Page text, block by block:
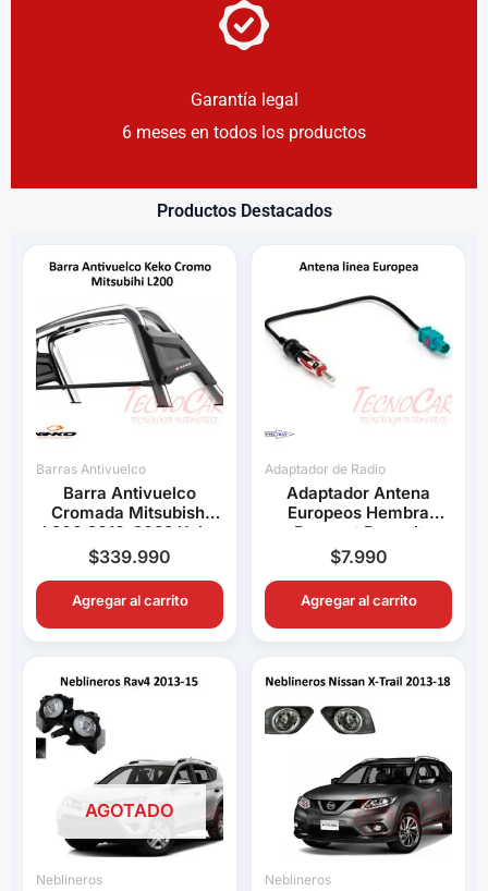
Garantía legal
6 meses en todos los productos
Productos Destacados
Barras Antivuelco
Barra Antivuelco
Cromada Mitsubishi
L200 2016-2022 Keko
K1 Decorativa Pick Up
$339.990
Agregar al carrito
Adaptador de Radio
Adaptador Antena
Europeos Hembra
Peugeot Renault
Volkswagen BMW Audi
Connection
$7.990
Agregar al carrito
AGOTADO
Neblineros Neblineros